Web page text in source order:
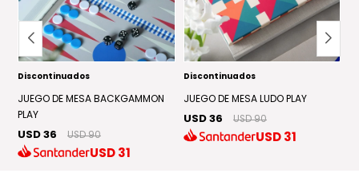
Discontinuados
JUEGO DE MESA BACKGAMMON
PLAY
USD 36 USD 90
USD31
Discontinuados
JUEGO DE MESA LUDO PLAY
USD 36 USD 90
USD31